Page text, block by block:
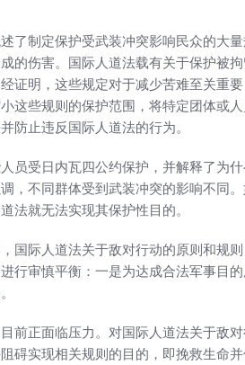
述了制定保护受武装冲突影响民众的大
的伤害。国际人道法载有关于保护被
证明，这些规定对于减少苦难至关重
这些规则的保护范围，将特定团体或
防止违反国际人道法的行为。
员受日内瓦四公约保护，并解释了为
，不同群体受到武装冲突的影响不同
法就无法实现其保护性目的。
国际人道法关于敌对行动的原则和规
行审慎平衡：一是为达成合法军事目
前正面临压力。对国际人道法关于敌
碍实现相关规则的目的，即挽救生命